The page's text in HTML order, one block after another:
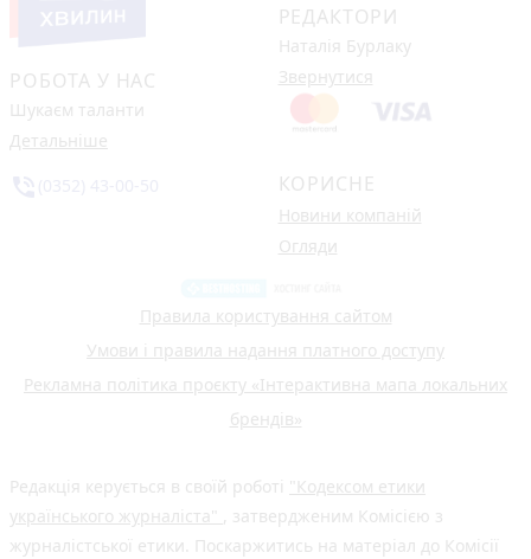
РОБОТА У НАС
Шукаєм таланти
Детальніше
РЕДАКТОРИ
Наталія Бурлаку
Звернутися
КОРИСНЕ
Новини компаній
Огляди
Правила користування сайтом
Умови і правила надання платного доступу
Рекламна політика проєкту «Інтерактивна мапа локальних
брендів»
Редакція керується в своїй роботі "Кодексом етики
українського журналіста" , затвердженим Комісією з
журналістської етики. Поскаржитись на матеріал до Комісії